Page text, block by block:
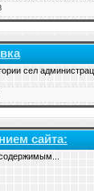
сел
сайта: